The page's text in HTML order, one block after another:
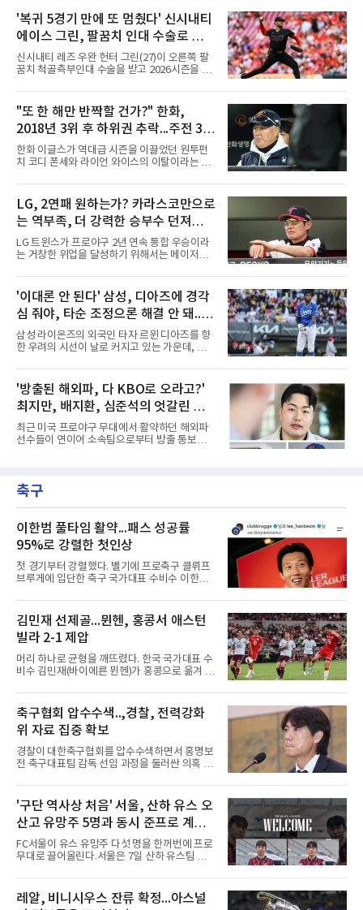
로 최정원, 문정민, 서어진, 신다인과 공동 2위에
이름을 올렸다. 단독 선두 강채연(9언더파 135
타)과는 한 타 차다.걸린 것이 크다. 지난 5월 sh
수협은행 MBN 여자 오픈에서 통산 20승을 채운
박민지는 이번 대회에서 우승하면 KLPGA 통산
최다 우승 단독 1위에 오른다.라
'복귀 5경기 만에 또 멈췄다' 신시내티
에이스 그린, 팔꿈치 인대 수술로 시즌
아웃
신시내티 레즈 우완 헌터 그린(27)이 오른쪽 팔
꿈치 척골측부인대 수술을 받고 2026시즌을 접
치료를 위해 다음 주 수술받는다고 밝혔다. 수술
방식과 범위는 팔꿈치 내부 상태를 확인한 뒤 결
정된다. 올 시즌 복귀는 무산됐고, 손상 정도에
따라 2027시즌 복귀 시점도 영향을 받을 수 있
다.지난 3월 뼛조각 제거 관절경 수술 뒤 재활을
거쳐 지난달 복귀한 그린은 5경기에서 2승 2패,
평균자책점 6.83을 남겼다. 최근 불펜 투구 중 통
1라운드 지명감으로 평가받았고, MLB 파이프라
인 2017년 드래프트
"또 한 해만 반짝할 건가?" 한화,
2018년 3위 후 하위권 추락...주전 3명
빠지기 전에 많은 승리 챙겨야
한화 이글스가 역대급 시즌을 이끌었던 원투펀
치 코디 폰세와 라이언 와이스의 이탈이라는 거
를 폭격하며 거둔 눈부신 활약은 팀에 엄청난 영
광을 안겼지만, 역설적으로 너무 뛰어난 기량 탓
에 메이저리그 역스카우트의 표적이 되면서 순
식간에 마운드의 핵이 공백으로 남게 됐다.폰세
와 와이스는 지난 시즌 한화 선발진의 중심을 완
벽하게 지탱하며 합쳐서 무려 33승을 합작해내
는 기적 같은 저력을 발휘했다. 특히 폰세는 다
그를 지배했고, 와이스 역시 16승을 올리며 그에
못지않은 에이스급 투구로 팀
LG, 2연패 원하는가? 카라스코만으로
는 역부족, 더 강력한 승부수 던져야...
염경엽 감독은 알고 있을 것
LG 트윈스가 프로야구 2년 연속 통합 우승이라
는 거창한 위업을 달성하기 위해서는 메이저리
역부족이라는 지적이 현장 안팎에서 끊이지 않
고 제기되고 있다. 카라스코가 KBO리그 데뷔 무
대에서부터 7이닝을 완벽하게 틀어막으며 통산
112승 투수의 명성을 입증해 보이기는 했으나,
2연패에 대한 거센 압박을 견뎌내기에는 아직
채워야 할 조각들이 너무나도 많다는 분석이다.
염경엽 감독은 이러한 현실을 누구보다 뼈저리
시즌 후반기에 발생할 수 있는 변수들을 통제하
기 위해서는 단순한 베테랑의 합
'이대론 안 된다' 삼성, 디아즈에 경각
심 줘야, 타순 조정으론 해결 안 돼...벤
치 대기 등 채찍 들어야
삼성 라이온즈의 외국인 타자 르윈 디아즈를 향
한 우려의 시선이 날로 커지고 있는 가운데, 지
현실을 직시해야 할 때라는 목소리가 거세다. 그
동안 벤치는 디아즈의 이름값과 과거의 활약상
을 믿으며 지루한 기다림을 이어왔지만, 이제는
그러한 보수적이고 안일한 태도가 팀의 발목을
잡는 독으로 작용하고 있다는 지적이다.시즌 중
반을 넘어 종착지를 향해 달리는 시점에서 외국
인 타자의 부진은 단순한 개인의 슬럼프를 넘어
디아즈가 보여주는 경기 내용이 너무나 실망스
럽다. 승부처마다 터져 나
'방출된 해외파, 다 KBO로 오라고?'
최지만, 배지환, 심준석의 엇갈린 거
취와 현실
최근 미국 프로야구 무대에서 활약하던 해외파
선수들이 연이어 소속팀으로부터 방출 통보를
연 KBO리그로 유턴할 것인가'라는 뜨거운 화두
로 이어졌다. 일각에서는 당연하다는 듯 국내 복
선수가 마주한 현실과 향후 행보는 판이하게 갈
린다. 선수 개인의 확고한 소신과 야구계의 엄격
한 제도적 규정이 얽혀있기 때문이다.가장 먼저
국내 무대행을 확정 지은 인물은 베테랑 최지만
이다. 오랜 기간 메이저리그에서 산전수전을 겪
은 최지만은 해외파 복귀 규
축구
이한범 풀타임 활약...패스 성공률
95%로 강렬한 첫인상
첫 경기부터 강렬했다. 벨기에 프로축구 클뤼프
브루게에 입단한 축구 국가대표 수비수 이한범
뽑혔다.이한범은 8일(한국시간) 벨기에 브뤼헤
의 얀 브레이덜 스타디온에서 열린 코르트레이
크와의 2026-2027 벨기에 주필러리그 1라운드
홈 경기에 선발로 나서 경기 종료까지 뛰었다.출
발 자체가 빨랐다. 2026 북중미 월드컵에서 한국
의 조별리그 3경기를 모두 풀타임으로 소화하며
대표팀 중앙 수비의 주축으로 자리 잡은 그는 덴
선발로 곧장 투입돼 90분을 소화하며 팀의 3-0
완승에 힘을 보탰다.기록도
김민재 선제골...뮌헨, 홍콩서 애스턴
빌라 2-1 제압
머리 하나로 균형을 깨뜨렸다. 한국 국가대표 수
비수 김민재(바이에른 뮌헨)가 홍콩으로 옮겨 열
리에 힘을 보탰다.김민재는 7일(현지시간) 홍콩
카이탁 스포츠파크에서 열린 애스턴 빌라(잉글
랜드)와의 친선경기에서 전반 37분 0의 균형을
깨는 골을 넣었다. 톰 비쇼프가 왼쪽 측면에서 올
린 프리킥에 묘하게 머리를 갖다 대 방향을 바꾸
며 골 그물을 흔들었다.흐름은 좋았다. 제주전에
서 주장 완장을 차고 30여 분을 소화했던 그는
로키로 교체됐다.분데스리가 최다 우승팀(35회)
뮌헨은 프리시즌 아시아
축구협회 압수수색..,경찰, 전력강화
위 자료 집중 확보
경찰이 대한축구협회를 압수수색하면서 홍명보
전 축구대표팀 감독 선임 과정을 둘러싼 의혹 규
비판이 홍 전 감독에게 집중됐지만 경찰의 시선
은 다른 곳을 향한다. 성적 부진과 별개로 선임
과정에 부당함이 있었는지가 수사의 본류다.7일
연합뉴스 취재를 종합하면 서울경찰청 광역수사
단 금융범죄수사대는 전날 축구협회 사무실 등
을 압수수색해 감독 선임 관련 자료를 다수 확보
했다. 특히 감독 후보를 검토해 이사회에 추천하
독을 1순위 후보로 정하고 검증한 과정, 이사회
'구단 역사상 처음' 서울, 산하 유스 오
산고 유망주 5명과 동시 준프로 계
약...ACL2 겨냥
FC서울이 유스 유망주 다섯 명을 한꺼번에 프로
무대로 끌어올린다.서울은 7일 산하 유스팀 서
다고 밝혔다. 한 번에 다섯 명과 계약한 것은 구
단 역사상 처음으로, 3학년 김강준·신지섭·이서
현·정현웅과 2학년 정하원이 대상이다.오산고의
레알, 비니시우스 잔류 확정...아스널